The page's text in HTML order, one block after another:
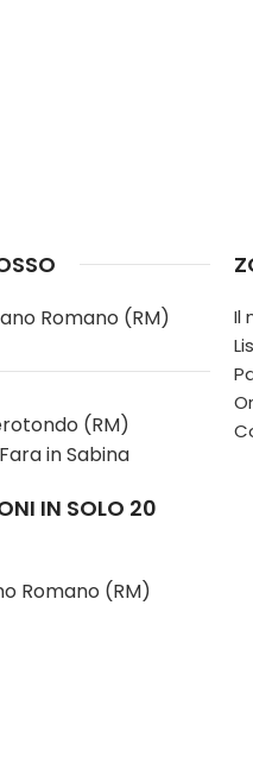
Romano (RM)
(RM)
in Sabina
IN SOLO 20
Romano (RM)
Il